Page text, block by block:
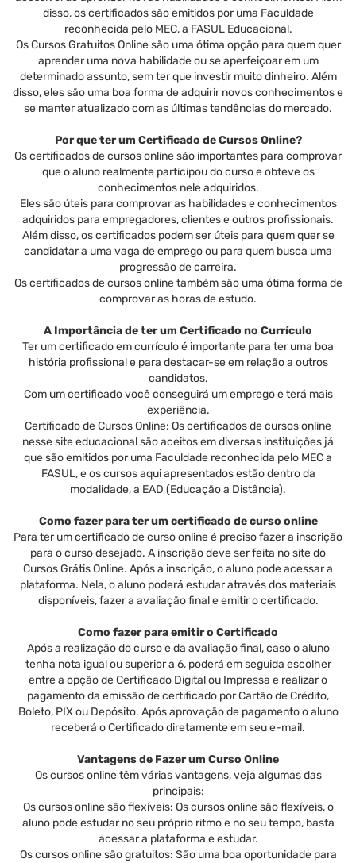
disso, os certificados são emitidos por uma Faculdade
reconhecida pelo MEC, a FASUL Educacional.
Os Cursos Gratuitos Online são uma ótima opção para quem quer
aprender uma nova habilidade ou se aperfeiçoar em um
determinado assunto, sem ter que investir muito dinheiro. Além
disso, eles são uma boa forma de adquirir novos conhecimentos e
se manter atualizado com as últimas tendências do mercado.
Por que ter um Certificado de Cursos Online?
Os certificados de cursos online são importantes para comprovar
que o aluno realmente participou do curso e obteve os
conhecimentos nele adquiridos.
Eles são úteis para comprovar as habilidades e conhecimentos
adquiridos para empregadores, clientes e outros profissionais.
Além disso, os certificados podem ser úteis para quem quer se
candidatar a uma vaga de emprego ou para quem busca uma
progressão de carreira.
Os certificados de cursos online também são uma ótima forma de
comprovar as horas de estudo.
A Importância de ter um Certificado no Currículo
Ter um certificado em currículo é importante para ter uma boa
história profissional e para destacar-se em relação a outros
candidatos.
Com um certificado você conseguirá um emprego e terá mais
experiência.
Certificado de Cursos Online: Os certificados de cursos online
nesse site educacional são aceitos em diversas instituições já
que são emitidos por uma Faculdade reconhecida pelo MEC a
FASUL, e os cursos aqui apresentados estão dentro da
modalidade, a EAD (Educação a Distância).
Como fazer para ter um certificado de curso online
Para ter um certificado de curso online é preciso fazer a inscrição
para o curso desejado. A inscrição deve ser feita no site do
Cursos Grátis Online. Após a inscrição, o aluno pode acessar a
plataforma. Nela, o aluno poderá estudar através dos materiais
disponíveis, fazer a avaliação final e emitir o certificado.
Como fazer para emitir o Certificado
Após a realização do curso e da avaliação final, caso o aluno
tenha nota igual ou superior a 6, poderá em seguida escolher
entre a opção de Certificado Digital ou Impressa e realizar o
pagamento da emissão de certificado por Cartão de Crédito,
Boleto, PIX ou Depósito. Após aprovação de pagamento o aluno
receberá o Certificado diretamente em seu e-mail.
Vantagens de Fazer um Curso Online
Os cursos online têm várias vantagens, veja algumas das
principais:
Os cursos online são flexíveis: Os cursos online são flexíveis, o
aluno pode estudar no seu próprio ritmo e no seu tempo, basta
acessar a plataforma e estudar.
Os cursos online são gratuitos: São uma boa oportunidade para